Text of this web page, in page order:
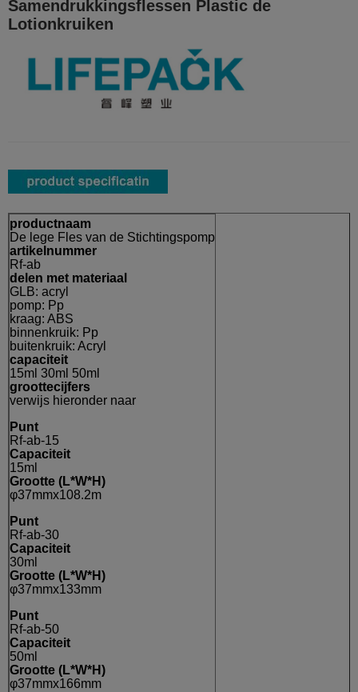
Samendrukkingsflessen Plastic de
Lotionkruiken
productnaam
De lege Fles van de Stichtingspomp
artikelnummer
Rf-ab
delen met materiaal
GLB: acryl
pomp: Pp
kraag: ABS
binnenkruik: Pp
buitenkruik: Acryl
capaciteit
15ml 30ml 50ml
groottecijfers
verwijs hieronder naar
Punt
Rf-ab-15
Capaciteit
15ml
Grootte (L*W*H)
φ37mmx108.2m
Punt
Rf-ab-30
Capaciteit
30ml
Grootte (L*W*H)
φ37mmx133mm
Punt
Rf-ab-50
Capaciteit
50ml
Grootte (L*W*H)
φ37mmx166mm